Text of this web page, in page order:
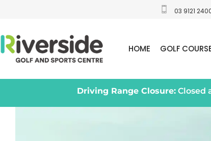
03 9121
HOME GOLF
Driving Range Closure: Closed